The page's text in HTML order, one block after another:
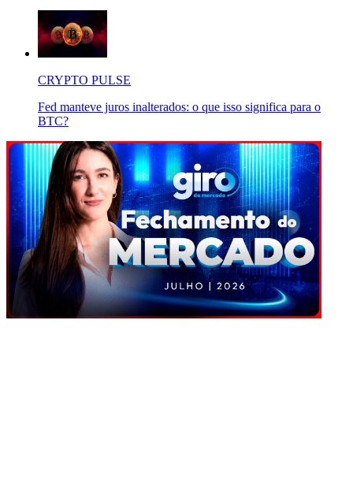
CRYPTO PULSE
Fed manteve juros inalterados: o que isso significa para o
BTC?